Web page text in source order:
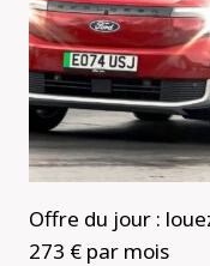
Offre du jour :
273 € par mois